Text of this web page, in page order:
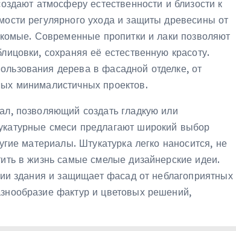
атмосферу естественности и близости к
регулярного ухода и защиты древесины от
Современные пропитки и лаки позволяют
сохраняя её естественную красоту.
дерева в фасадной отделке, от
минималистичных проектов.
позволяющий создать гладкую или
смеси предлагают широкий выбор
материалы. Штукатурка легко наносится, не
в жизнь самые смелые дизайнерские идеи.
здания и защищает фасад от неблагоприятных
фактур и цветовых решений,